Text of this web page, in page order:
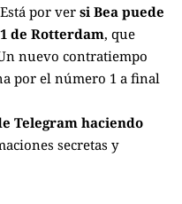
por ver si Bea puede
de Rotterdam, que
nuevo contratiempo
por el número 1 a final
Telegram haciendo
secretas y